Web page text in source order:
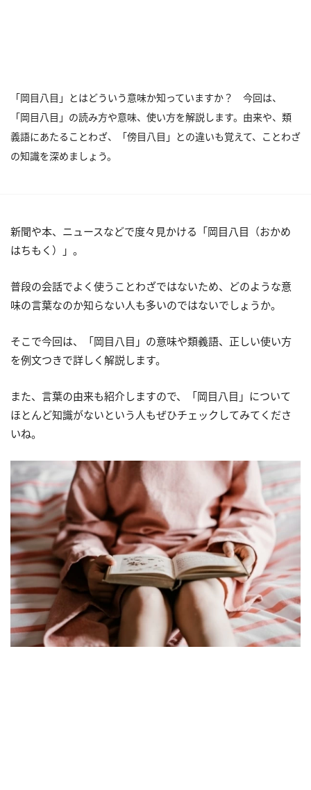
「岡目八目」とはどういう意味か知っていますか？ 今回は、
「岡目八目」の読み方や意味、使い方を解説します。由来や、類
義語にあたることわざ、「傍目八目」との違いも覚えて、ことわざ
の知識を深めましょう。
新聞や本、ニュースなどで度々見かける「岡目八目（おかめ
はちもく）」。
普段の会話でよく使うことわざではないため、どのような意
味の言葉なのか知らない人も多いのではないでしょうか。
そこで今回は、「岡目八目」の意味や類義語、正しい使い方
を例文つきで詳しく解説します。
また、言葉の由来も紹介しますので、「岡目八目」について
ほとんど知識がないという人もぜひチェックしてみてくださ
いね。